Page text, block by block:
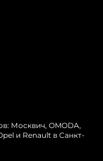
Москвич, OMODA,
и Renault в Санкт-